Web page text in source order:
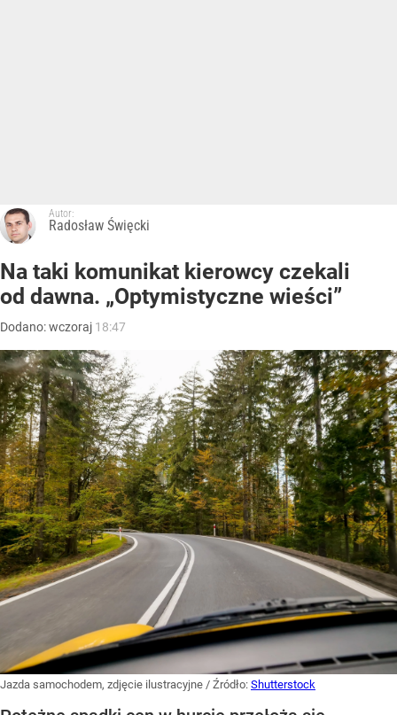
Autor:
Radosław Święcki
Na taki komunikat kierowcy czekali
od dawna. „Optymistyczne wieści”
Dodano:wczoraj 18:47
Jazda samochodem, zdjęcie ilustracyjne / Źródło: Shutterstock